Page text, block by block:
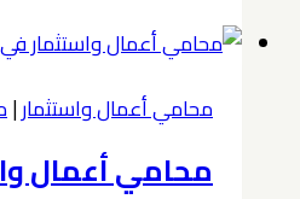
ناشئة
في
الخبر
0539570007
محامي أعمال واستثمار|
محامي أعمال